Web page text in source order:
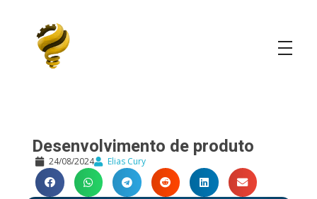
Desenvolvimento de produto
24/08/2024 Elias Cury